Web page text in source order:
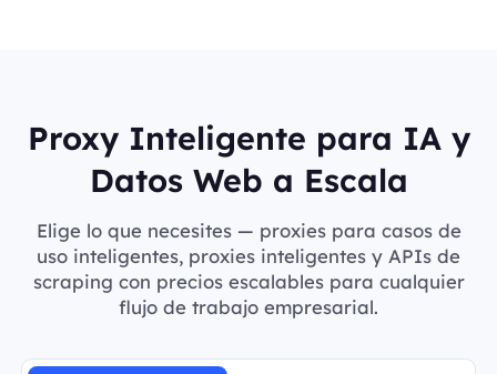
Proxy Inteligente para IA y
Datos Web a Escala
Elige lo que necesites — proxies para casos de
uso inteligentes, proxies inteligentes y APIs de
scraping con precios escalables para cualquier
flujo de trabajo empresarial.